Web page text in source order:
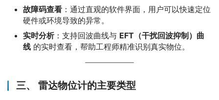
故障码查看 ：通过直观的软件界面，用户可以快速定位
硬件或环境导致的异常。
实时分析：支持回波曲线与 EFT（干扰回波抑制）曲
线 的实时查看，帮助工程师精准识别真实物位。
三、 雷达物位计的主要类型